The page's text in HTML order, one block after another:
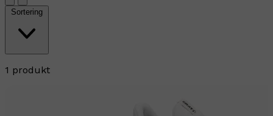
Sortering
1 produkt